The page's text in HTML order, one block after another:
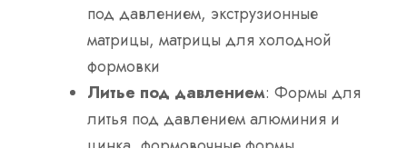
под давлением, экструзионные
матрицы, матрицы для холодной
формовки
Литье под давлением: Формы для
литья под давлением алюминия и
цинка, формовочные формы